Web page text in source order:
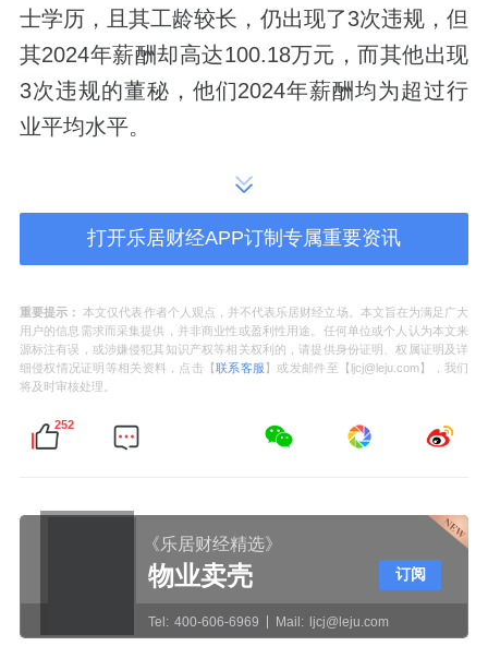
士学历，且其工龄较长，仍出现了3次违规，但
其2024年薪酬却高达100.18万元，而其他出现
3次违规的董秘，他们2024年薪酬均为超过行
业平均水平。
另外值得关注的是 凌云光顾宝兴、
（维权）张晋博，他们在2024-2025年也出现
过违规情况，且他们的2024年薪酬都超过了
100万元。其中，
是高达263.60万元。
被处以200万元罚款。根据中国证监会2024年
12月发布的行政处罚决定书显示，肖泳林在
2019年9月至2020年12月期间，参与操纵“昊志
机电”证券市场，按照公司实际控制人汤秀清的
打开乐居财经APP订制专属重要资讯
重要提示： 本文仅代表作者个人观点，并不代表乐居财经立场。本文旨在为满足广大
用户的信息需求而采集提供，并非商业性或盈利性用途。任何单位或个人认为本文来
源标注有误，或涉嫌侵犯其知识产权等相关权利的，请提供身份证明、权属证明及详
细侵权情况证明等相关资料，点击【联系客服 】或发邮件至【ljcj@leju.com】，我们
将及时审核处理。
252
《乐居财经精选》
物业卖壳
Tel: 400-606-6969 Mail: ljcj@leju.com
订阅